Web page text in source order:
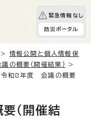
緊急情報なし
防災ポータル
> 情報公開と個人情報保
議の概要（開催結果）
>
和8年度 会議の概要
（開催結